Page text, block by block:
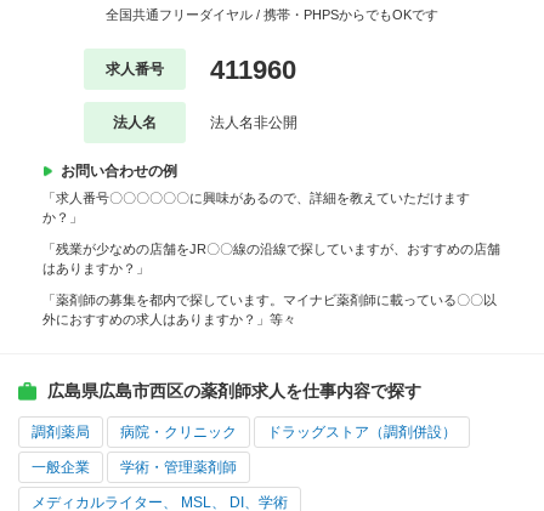
全国共通フリーダイヤル / 携帯・PHPSからでもOKです
求人番号 411960
法人名 法人名非公開
お問い合わせの例
「求人番号〇〇〇〇〇〇に興味があるので、詳細を教えていただけます
か？」
「残業が少なめの店舗をJR〇〇線の沿線で探していますが、おすすめの店舗
はありますか？」
「薬剤師の募集を都内で探しています。マイナビ薬剤師に載っている〇〇以
外におすすめの求人はありますか？」等々
広島県広島市西区の薬剤師求人を仕事内容で探す
調剤薬局 病院・クリニック ドラッグストア（調剤併設）
一般企業 学術・管理薬剤師
メディカルライター、 MSL、 DI、学術